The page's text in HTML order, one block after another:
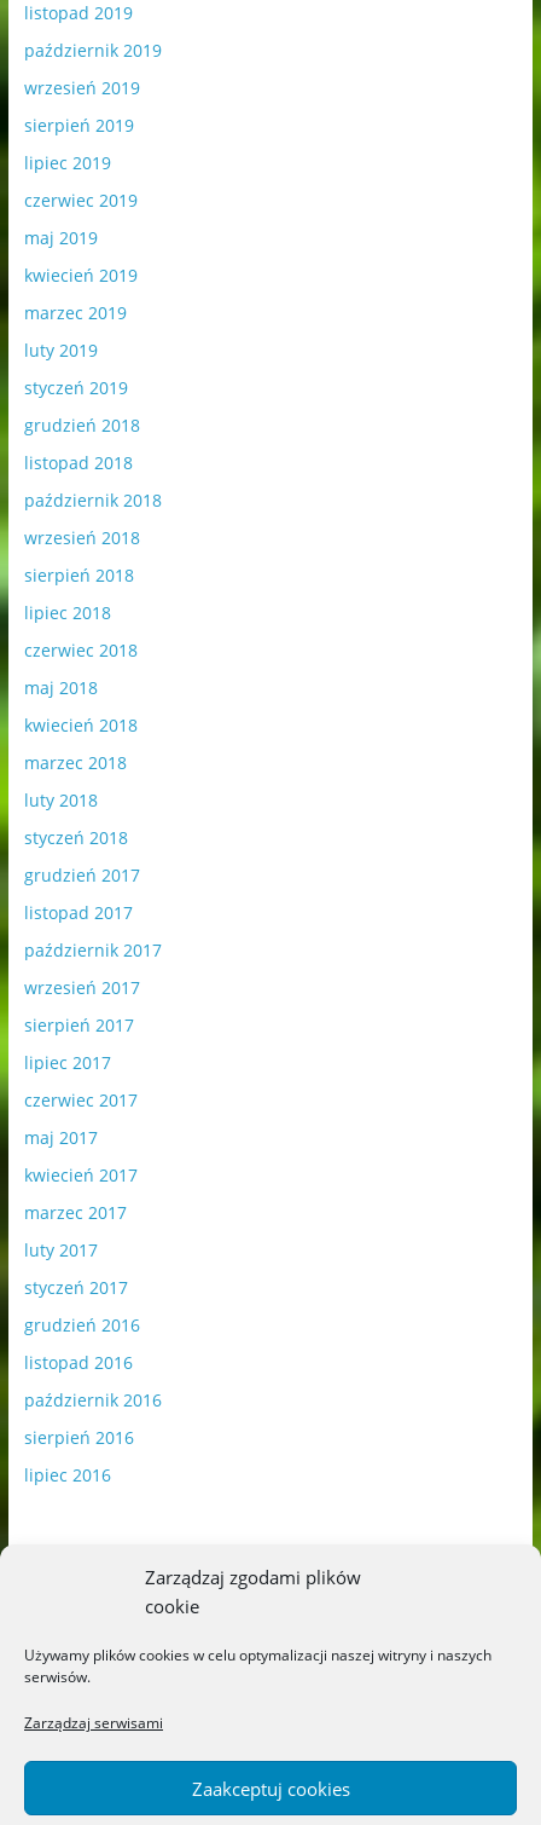
Zarządzaj zgodami plików
cookie
Używamy plików cookies w celu optymalizacji naszej witryny i naszych
serwisów.
Zarządzaj serwisami
Zaakceptuj cookies
listopad 2019
październik 2019
wrzesień 2019
sierpień 2019
lipiec 2019
czerwiec 2019
maj 2019
kwiecień 2019
marzec 2019
luty 2019
styczeń 2019
grudzień 2018
listopad 2018
październik 2018
wrzesień 2018
sierpień 2018
lipiec 2018
czerwiec 2018
maj 2018
kwiecień 2018
marzec 2018
luty 2018
styczeń 2018
grudzień 2017
listopad 2017
październik 2017
wrzesień 2017
sierpień 2017
lipiec 2017
czerwiec 2017
maj 2017
kwiecień 2017
marzec 2017
luty 2017
styczeń 2017
grudzień 2016
listopad 2016
październik 2016
sierpień 2016
lipiec 2016